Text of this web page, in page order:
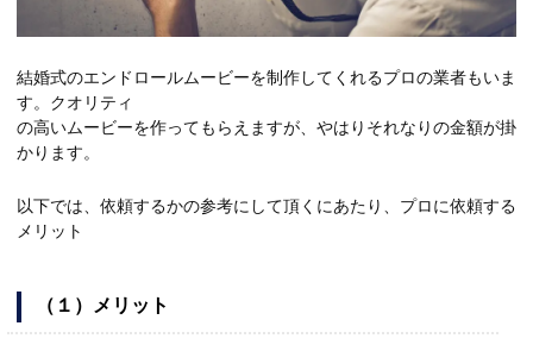
結婚式のエンドロールムービーを制作してくれるプロの業者もいま
す。クオリティ
の高いムービーを作ってもらえますが、やはりそれなりの金額が掛
かります。
以下では、依頼するかの参考にして頂くにあたり、プロに依頼する
メリット
（１）メリット